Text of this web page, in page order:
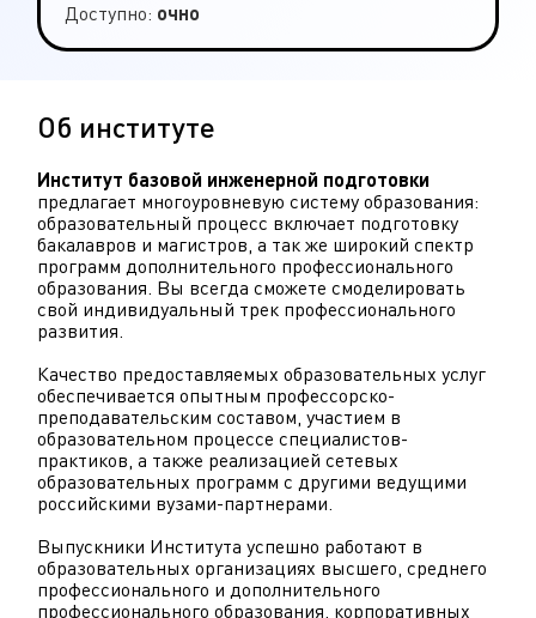
Доступно: очно
Об институте
Институт базовой инженерной подготовки
предлагает многоуровневую систему образования:
образовательный процесс включает подготовку
бакалавров и магистров, а так же широкий спектр
программ дополнительного профессионального
образования. Вы всегда сможете смоделировать
свой индивидуальный трек профессионального
развития.
Качество предоставляемых образовательных услуг
обеспечивается опытным профессорско-
преподавательским составом, участием в
образовательном процессе специалистов-
практиков, а также реализацией сетевых
образовательных программ с другими ведущими
российскими вузами-партнерами.
Выпускники Института успешно работают в
образовательных организациях высшего, среднего
профессионального и дополнительного
профессионального образования, корпоративных